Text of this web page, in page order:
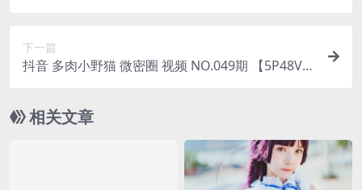
下一篇
抖音 多肉小野猫 微密圈 视频 NO.049期 【5P48V】
相关文章